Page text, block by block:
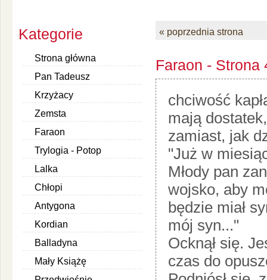
Kategorie
Strona główna
Pan Tadeusz
Krzyżacy
Zemsta
Faraon
Trylogia - Potop
Lalka
Chłopi
Antygona
Kordian
Balladyna
Mały Książę
« poprzednia strona
Faraon - Strona
chciwość
mają
zamiast, jak
"Już w
Młody pan
wojsko, aby
będzie miał
mój syn..."
Ocknął się.
czas do